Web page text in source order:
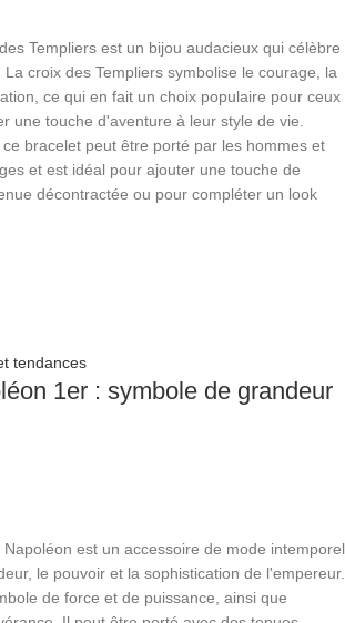
Templiers est un bijou audacieux qui célèbre
croix des Templiers symbolise le courage, la
ce qui en fait un choix populaire pour ceux
une touche d'aventure à leur style de vie.
bracelet peut être porté par les hommes et
et est idéal pour ajouter une touche de
décontractée ou pour compléter un look
tendances
1er : symbole de grandeur
est un accessoire de mode intemporel
le pouvoir et la sophistication de l'empereur.
de force et de puissance, ainsi que